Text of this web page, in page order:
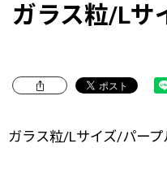
ガラス粒/Lサ
ガラス粒/Lサイズ/パー